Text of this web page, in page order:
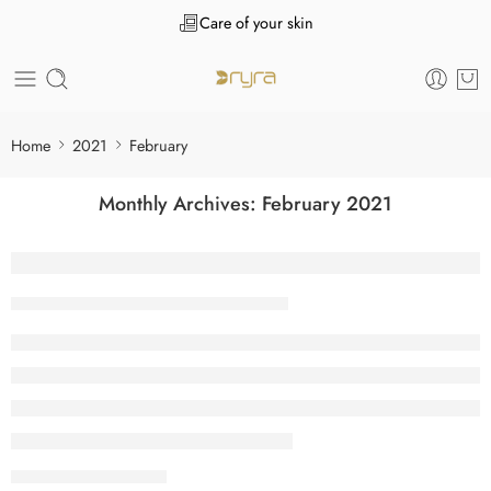
Care of your skin
Home 2021 February
Monthly Archives: February 2021